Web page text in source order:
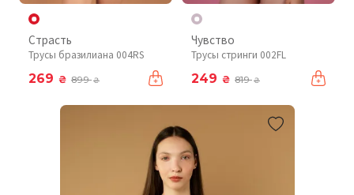
Страсть
Трусы бразилиана 004RS
269 ₴ 899₴
Чувство
Трусы стринги 002FL
249 ₴ 819₴